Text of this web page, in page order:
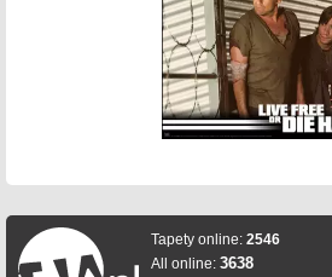
Tapety online: 2546
All online: 3638